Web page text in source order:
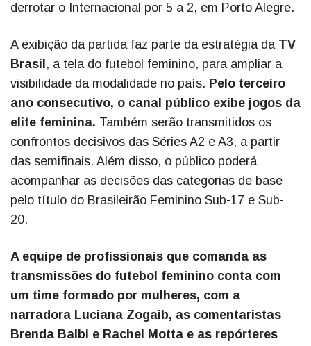
derrotar o Internacional por 5 a 2, em Porto Alegre.
A exibição da partida faz parte da estratégia da TV
Brasil , a tela do futebol feminino, para ampliar a
visibilidade da modalidade no país. Pelo terceiro
ano consecutivo, o canal público exibe jogos da
elite feminina. Também serão transmitidos os
confrontos decisivos das Séries A2 e A3, a partir
das semifinais. Além disso, o público poderá
acompanhar as decisões das categorias de base
pelo título do Brasileirão Feminino Sub-17 e Sub-
20.
A equipe de profissionais que comanda as
transmissões do futebol feminino conta com
um time formado por mulheres, com a
narradora Luciana Zogaib, as comentaristas
Brenda Balbi e Rachel Motta e as repórteres